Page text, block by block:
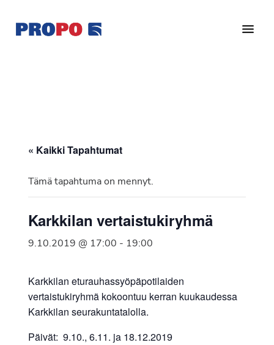
pääsisältöön
alatunnisteeseen
Ry
vuonna
Suomen
« Kaikki Tapahtumat
Tämä tapahtuma on mennyt.
Karkkilan vertaistukiryhmä
9.10.2019 @ 17:00 - 19:00
Karkkilan eturauhassyöpäpotilaiden
vertaistukiryhmä kokoontuu kerran kuukaudessa
Karkkilan seurakuntatalolla.
Päivät: 9.10., 6.11. ja 18.12.2019